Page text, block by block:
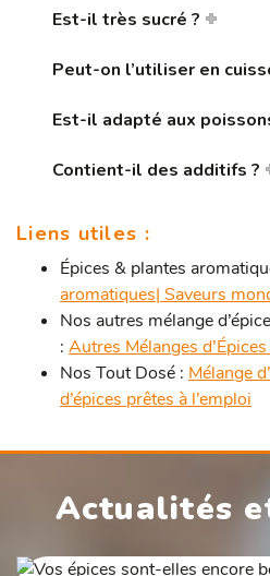
Est-il très sucré ?
Peut-on l’utiliser en
Est-il adapté aux
Contient-il des additifs ?
Liens utiles :
Épices & plantes
aromatiques| Saveurs
Nos autres mélange
: Autres Mélanges
Nos Tout Dosé : Mélange
d’épices prêtes à l’emploi
Actualités